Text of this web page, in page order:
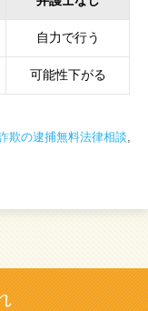
自力で行う
可能性下がる
欺の逮捕無料法律相談,